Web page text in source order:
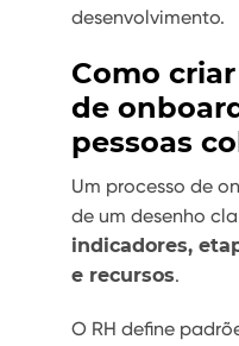
desenvolvimento.
Como
de
pessoas
Um processo de
de um desenho
indicadores,
e recursos.
O RH define